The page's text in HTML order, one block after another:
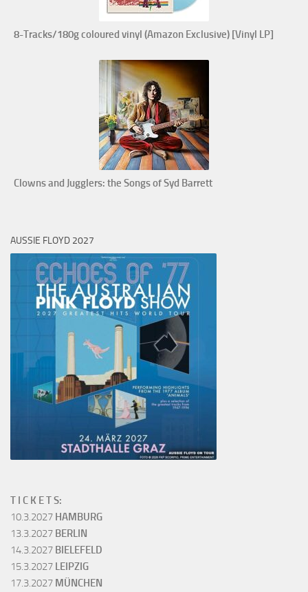
8-Tracks/180g coloured vinyl (Amazon Exclusive) [Vinyl LP]
Clowns and Jugglers: the Songs of Syd Barrett
AUSSIE FLOYD 2027
T I C K E T S:
10.3.2027 HAMBURG
13.3.2027 BERLIN
14.3.2027 BIELEFELD
15.3.2027 LEIPZIG
17.3.2027 MÜNCHEN